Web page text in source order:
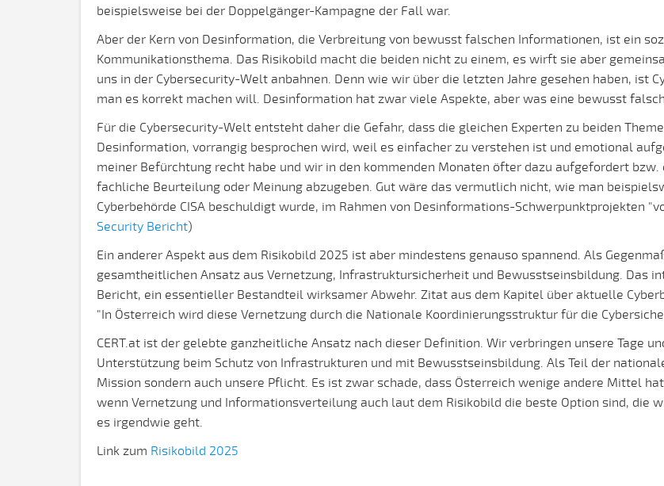
beispielsweise bei der Doppelgänger-Kampagne der Fall war.
Aber der Kern von Desinformation, die Verbreitung von bewusst falschen Informationen, ist ein
Kommunikationsthema. Das Risikobild macht die beiden nicht zu einem, es wirft sie aber
uns in der Cybersecurity-Welt anbahnen. Denn wie wir über die letzten Jahre gesehen haben, ist
man es korrekt machen will. Desinformation hat zwar viele Aspekte, aber was eine bewusst
Für die Cybersecurity-Welt entsteht daher die Gefahr, dass die gleichen Experten zu beiden
Desinformation, vorrangig besprochen wird, weil es einfacher zu verstehen ist und emotional
meiner Befürchtung recht habe und wir in den kommenden Monaten öfter dazu aufgefordert
fachliche Beurteilung oder Meinung abzugeben. Gut wäre das vermutlich nicht, wie man
Cyberbehörde CISA beschuldigt wurde, im Rahmen von Desinformations-Schwerpunktprojekten
Security Bericht)
Ein anderer Aspekt aus dem Risikobild 2025 ist aber mindestens genauso spannend. Als
gesamtheitlichen Ansatz aus Vernetzung, Infrastruktursicherheit und Bewusstseinsbildung. Das
Bericht, ein essentieller Bestandteil wirksamer Abwehr. Zitat aus dem Kapitel über aktuelle
"In Österreich wird diese Vernetzung durch die Nationale Koordinierungsstruktur für die
CERT.at ist der gelebte ganzheitliche Ansatz nach dieser Definition. Wir verbringen unsere Tage
Unterstützung beim Schutz von Infrastrukturen und mit Bewusstseinsbildung. Als Teil der
Mission sondern auch unsere Pflicht. Es ist zwar schade, dass Österreich wenige andere Mittel
wenn Vernetzung und Informationsverteilung auch laut dem Risikobild die beste Option sind, die
es irgendwie geht.
Link zum Risikobild 2025